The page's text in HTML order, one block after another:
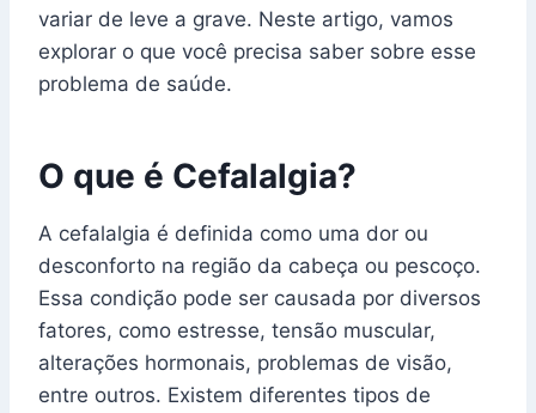
variar de leve a grave. Neste artigo, vamos
explorar o que você precisa saber sobre esse
problema de saúde.
O que é Cefalalgia?
A cefalalgia é definida como uma dor ou
desconforto na região da cabeça ou pescoço.
Essa condição pode ser causada por diversos
fatores, como estresse, tensão muscular,
alterações hormonais, problemas de visão,
entre outros. Existem diferentes tipos de